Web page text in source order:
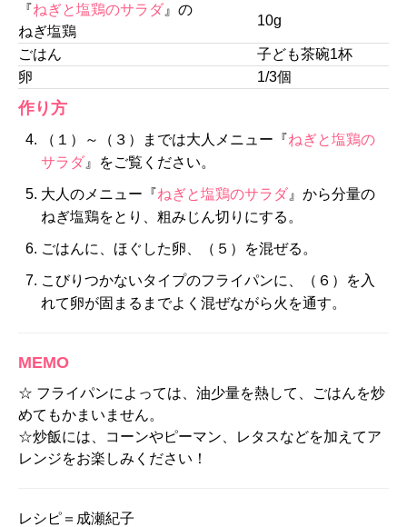
『ねぎと塩鶏のサラダ 』の
ねぎ塩鶏
10g
ごはん
子ども茶碗1杯
卵
1/3個
作り方
（１）～（３）までは大人メニュー『ねぎと塩鶏の
サラダ 』をご覧ください。
大人のメニュー『ねぎと塩鶏のサラダ 』から分量の
ねぎ塩鶏をとり、粗みじん切りにする。
ごはんに、ほぐした卵、（５）を混ぜる。
こびりつかないタイプのフライパンに、（６）を入
れて卵が固まるまでよく混ぜながら火を通す。
MEMO
☆ フライパンによっては、油少量を熱して、ごはんを炒
めてもかまいません。
☆炒飯には、コーンやピーマン、レタスなどを加えてア
レンジをお楽しみください！
レシピ＝成瀬紀子